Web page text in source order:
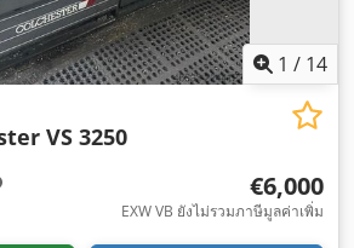
1 / 14
VS 3250
€6,000
EXW VB ยังไม่รวมภาษีมูลค่าเพิ่ม